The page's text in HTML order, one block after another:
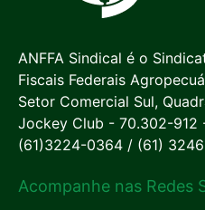
ANFFA Sindical é o
Fiscais Federais
Setor Comercial Sul,
Jockey Club - 70.302-912
(61)3224-0364 / (61)
Acompanhe nas Redes